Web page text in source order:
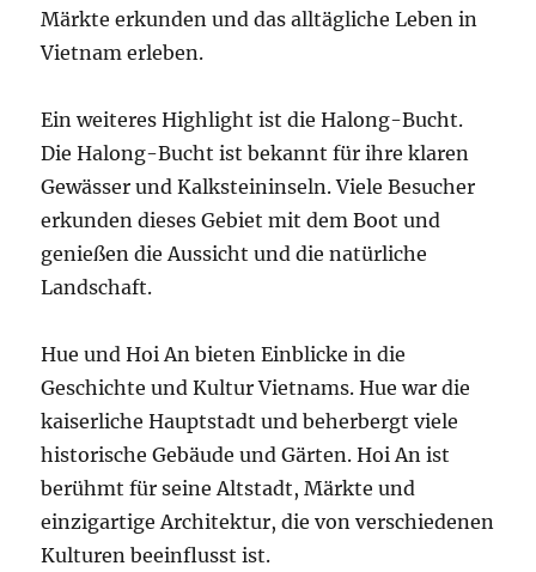
Märkte erkunden und das alltägliche Leben in
Vietnam erleben.
Ein weiteres Highlight ist die Halong-Bucht.
Die Halong-Bucht ist bekannt für ihre klaren
Gewässer und Kalksteininseln. Viele Besucher
erkunden dieses Gebiet mit dem Boot und
genießen die Aussicht und die natürliche
Landschaft.
Hue und Hoi An bieten Einblicke in die
Geschichte und Kultur Vietnams. Hue war die
kaiserliche Hauptstadt und beherbergt viele
historische Gebäude und Gärten. Hoi An ist
berühmt für seine Altstadt, Märkte und
einzigartige Architektur, die von verschiedenen
Kulturen beeinflusst ist.